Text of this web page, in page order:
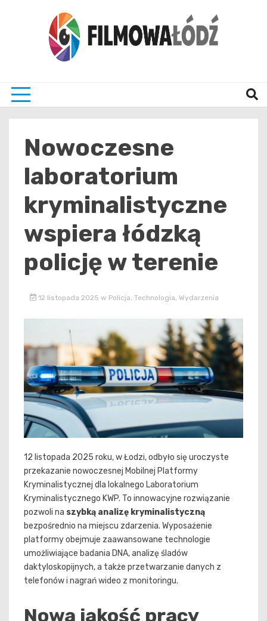
Nowoczesne
laboratorium
kryminalistyczne
wspiera łódzką
policję w terenie
12 listopada 2025 w Policja Technologia Wydarzenia
12 listopada 2025 roku, w Łodzi, odbyło się uroczyste
przekazanie nowoczesnej Mobilnej Platformy
Kryminalistycznej dla lokalnego Laboratorium
Kryminalistycznego KWP. To innowacyjne rozwiązanie
pozwoli na szybką analizę kryminalistyczną
bezpośrednio na miejscu zdarzenia. Wyposażenie
platformy obejmuje zaawansowane technologie
umożliwiające badania DNA, analizę śladów
daktyloskopijnych, a także przetwarzanie danych z
telefonów i nagrań wideo z monitoringu.
Nowa jakość pracy